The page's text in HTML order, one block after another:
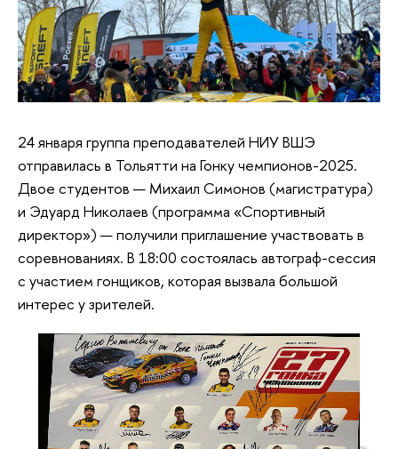
24 января группа преподавателей НИУ ВШЭ
отправилась в Тольятти на Гонку чемпионов-2025.
Двое студентов — Михаил Симонов (магистратура)
и Эдуард Николаев (программа «Спортивный
директор») — получили приглашение участвовать в
соревнованиях. В 18:00 состоялась автограф-сессия
с участием гонщиков, которая вызвала большой
интерес у зрителей.